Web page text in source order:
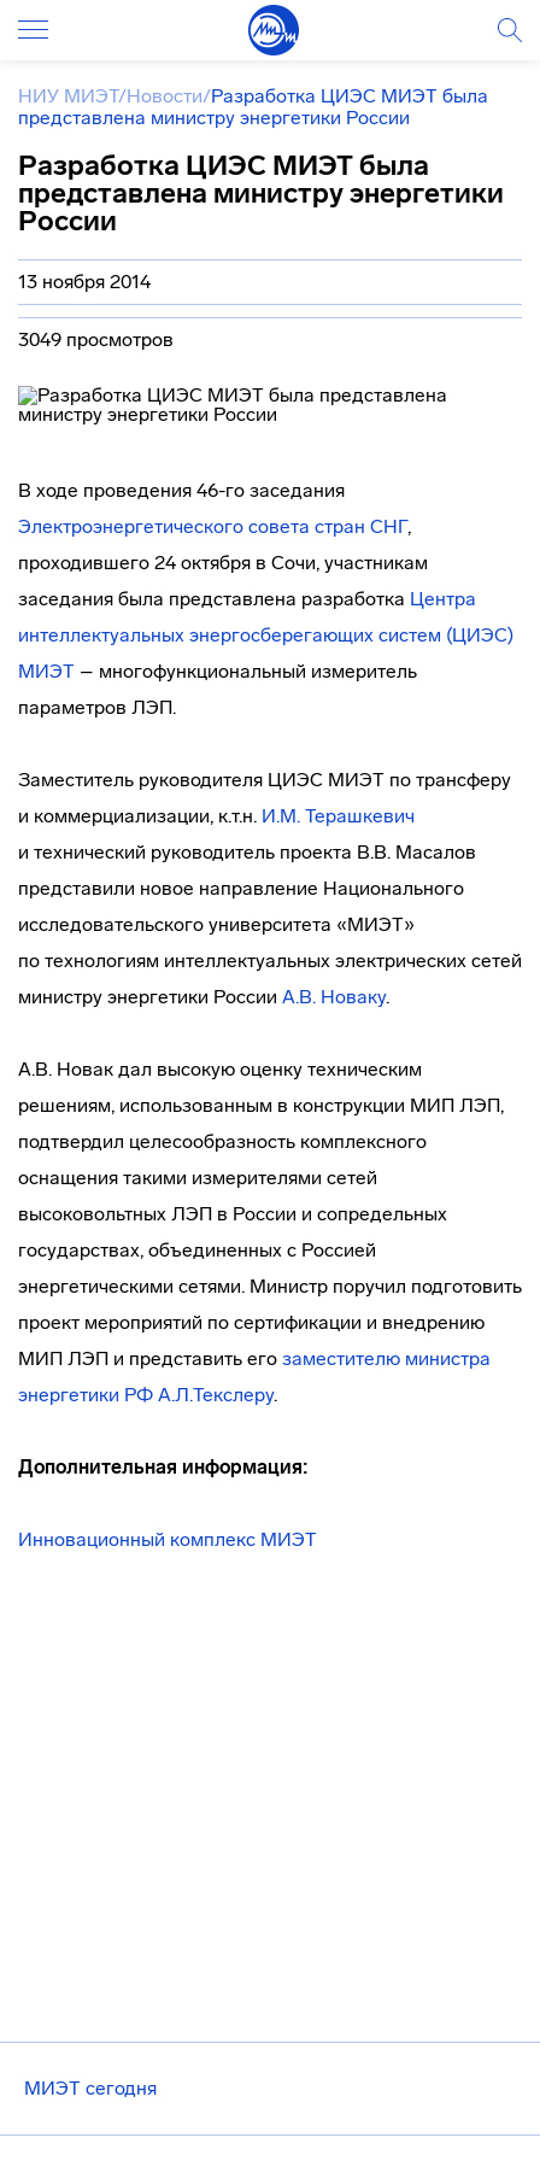
НИУ МИЭТ/Новости/Разработка ЦИЭС МИЭТ была
представлена министру энергетики России
Разработка ЦИЭС МИЭТ была
представлена министру энергетики
России
13 ноября 2014
3049 просмотров
В ходе проведения 46-го заседания
Электроэнергетического совета стран СНГ,
проходившего 24 октября в Сочи, участникам
заседания была представлена разработка Центра
интеллектуальных энергосберегающих систем (ЦИЭС)
МИЭТ – многофункциональный измеритель
параметров ЛЭП.
Заместитель руководителя ЦИЭС МИЭТ по трансферу
и коммерциализации, к.т.н. И.М. Терашкевич
и технический руководитель проекта В.В. Масалов
представили новое направление Национального
исследовательского университета «МИЭТ»
по технологиям интеллектуальных электрических сетей
министру энергетики России А.В. Новаку.
А.В. Новак дал высокую оценку техническим
решениям, использованным в конструкции МИП ЛЭП,
подтвердил целесообразность комплексного
оснащения такими измерителями сетей
высоковольтных ЛЭП в России и сопредельных
государствах, объединенных с Россией
энергетическими сетями. Министр поручил подготовить
проект мероприятий по сертификации и внедрению
МИП ЛЭП и представить его заместителю министра
энергетики РФ А.Л.Текслеру.
Дополнительная информация:
Инновационный комплекс МИЭТ
МИЭТ сегодня